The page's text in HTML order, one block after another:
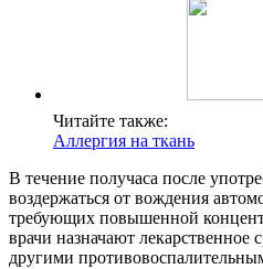
Читайте также:
Аллергия на ткань
В течение получаса после
воздержаться от вождения
требующих повышенной
врачи назначают лекарственное
другими